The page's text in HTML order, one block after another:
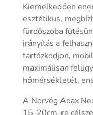
Kiemelkedően
esztétikus,
fürdőszoba
irányítás a
tartózkodjon,
maximálisan
hőmérsékletét,
A Norvég Adax